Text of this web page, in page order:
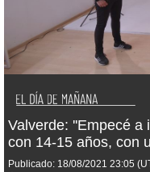
Valverde: ''Empecé a
con 14-15 años, con
Publicado: 18/08/2021 23:05